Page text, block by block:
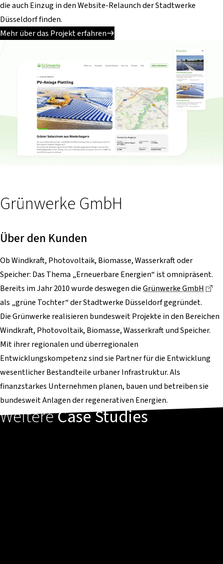
die auch Einzug in den Website-Relaunch der Stadtwerke
Düsseldorf finden.
Mehr über das Projekt erfahren
Grünwerke GmbH
Über den Kunden
Ob Windkraft, Photovoltaik, Biomasse, Wasserkraft oder
Speicher: Das Thema „Erneuerbare Energien“ ist omnipräsent.
Bereits im Jahr 2010 wurde deswegen dieGrünwerke GmbH
als „grüne Tochter“ der Stadtwerke Düsseldorf gegründet.
Die Grünwerke realisieren bundesweit Projekte in den Bereichen
Windkraft, Photovoltaik, Biomasse, Wasserkraft und Speicher.
Mit ihrer regionalen und überregionalen
Entwicklungskompetenz sind sie Partner für die Entwicklung
wesentlicher Bestandteile urbaner Infrastruktur. Als
finanzstarkes Unternehmen planen, bauen und betreiben sie
bundesweit Anlagen der regenerativen Energien.
WeitereCase Studies